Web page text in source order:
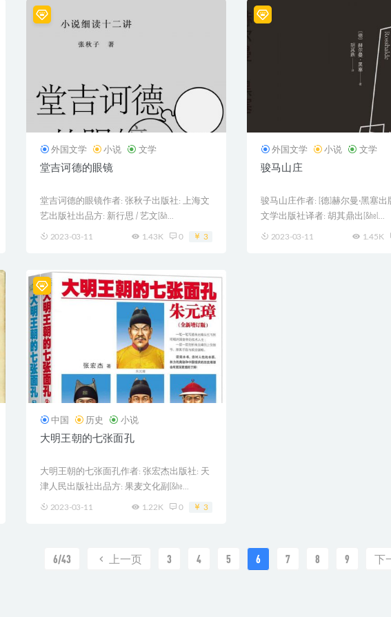
外国文学 小说 文学
堂吉诃德的眼镜
堂吉诃德的眼镜作者: 张秋子出版社: 上海文
艺出版社出品方: 新行思 / 艺文[&h...
2023-03-11 1.43K 0 3
外国文学 小说 文学
骏马山庄
骏马山庄作者: [德]赫尔曼·黑塞出
文学出版社译者: 胡其鼎出[&hel...
2023-03-11 1.45K
中国 历史 小说
大明王朝的七张面孔
大明王朝的七张面孔作者: 张宏杰出版社: 天
津人民出版社出品方: 果麦文化副[&he...
2023-03-11 1.22K 0 3
6/43 上一页 3 4 5 6 7 8 9 下